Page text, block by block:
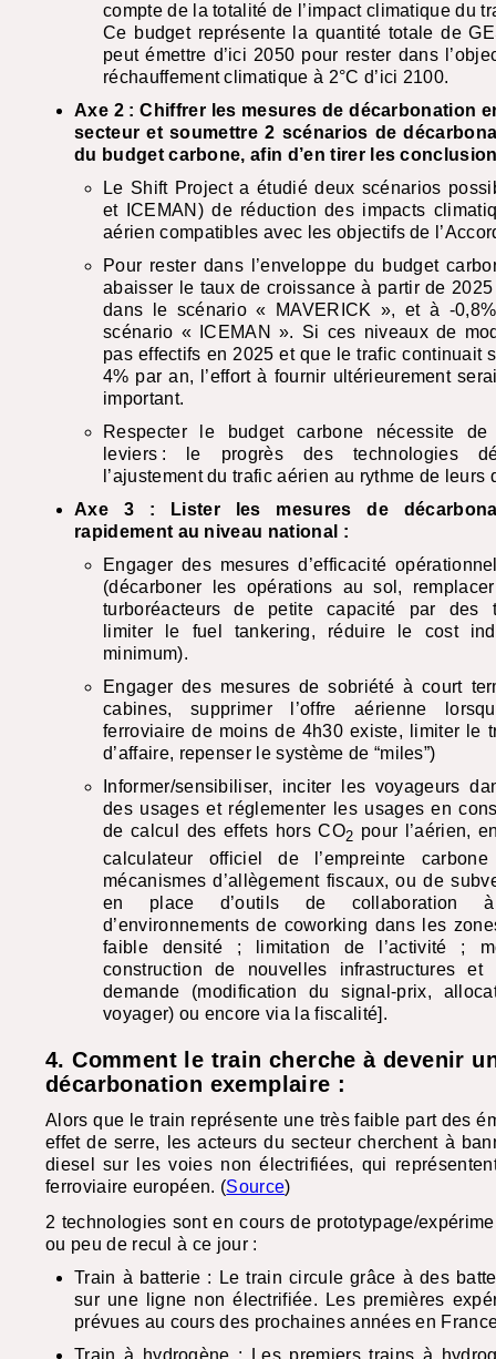
compte de la totalité de l’impact climatique du
Ce budget représente la quantité totale de
peut émettre d’ici 2050 pour rester dans
réchauffement climatique à 2°C d’ici 2100.
Axe 2 : Chiffrer les mesures de décarbonation
secteur et soumettre 2 scénarios de
du budget carbone, afin d’en tirer les
Le Shift Project a étudié deux scénarios
et
ICEMAN ) de réduction des impacts
aérien compatibles avec les objectifs de
Pour rester dans l’enveloppe du budget
abaisser le taux de croissance à partir de
dans le scénario «
MAVERICK », et à -
scénario «
ICEMAN ». Si ces niveaux de
pas effectifs en 2025 et que le trafic continuait
4% par an, l’effort à fournir ultérieurement
important.
Respecter le budget carbone nécessite de
leviers : le progrès des technologies
l’ajustement du trafic aérien au rythme de leurs
Axe 3 : Lister les mesures de
rapidement au niveau national :
Engager des mesures d’efficacité
(décarboner les opérations au sol,
turboréacteurs de petite capacité par des
limiter le fuel tankering, réduire le cost
minimum).
Engager des mesures de sobriété à court
cabines, supprimer l’offre aérienne
ferroviaire de moins de 4h30 existe, limiter le
d’affaire, repenser le système de “miles”)
Informer/sensibiliser, inciter les voyageurs
des usages et réglementer les usages en
de calcul des effets hors CO2 pour l’aérien,
calculateur officiel de l’empreinte
mécanismes d’allègement fiscaux, ou de
en place d’outils de collaboration
d’environnements de coworking dans les
faible densité ; limitation de l’activité ;
construction de nouvelles infrastructures
demande (modification du signal-prix,
voyager) ou encore via la fiscalité].
4. Comment le train cherche à devenir
décarbonation exemplaire :
Alors que le train représente une très faible part des
effet de serre, les acteurs du secteur cherchent à
diesel sur les voies non électrifiées, qui
ferroviaire européen. (Source)
2 technologies sont en cours de prototypage/
ou peu de recul à ce jour :
Train à batterie : Le train circule grâce à des
sur une ligne non électrifiée. Les premières
prévues au cours des prochaines années en